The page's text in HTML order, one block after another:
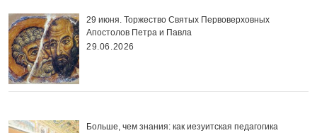
29 июня. Торжество Святых Первоверховных
Апостолов Петра и Павла
29.06.2026
Больше, чем знания: как иезуитская педагогика